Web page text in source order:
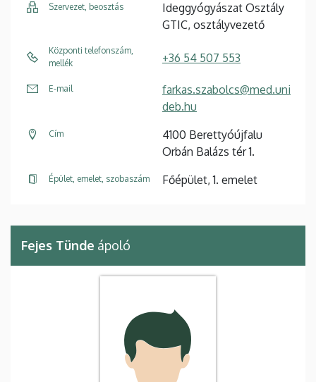
Szervezet, beosztás
Ideggyógyászat Osztály
GTIC, osztályvezető
Központi telefonszám,
mellék
+36 54 507 553
E-mail
farkas.szabolcs@med.uni
deb.hu
Cím
4100 Berettyóújfalu
Orbán Balázs tér 1.
Épület, emelet, szobaszám Főépület, 1. emelet
Fejes Tünde ápoló